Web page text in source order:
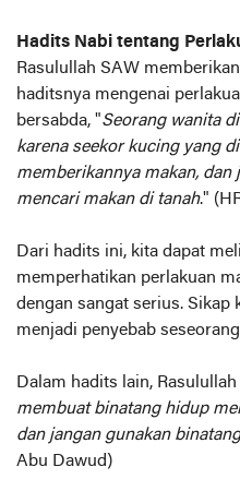
Hadits Nabi tentang
Rasulullah SAW
haditsnya mengenai
bersabda, "Seorang wanita
karena seekor kucing yang
memberikannya makan,
mencari makan di tanah."
Dari hadits ini, kita dapat
memperhatikan perlakuan
dengan sangat serius. Sikap
menjadi penyebab
Dalam hadits lain,
membuat binatang hidup
dan jangan gunakan
Abu Dawud)